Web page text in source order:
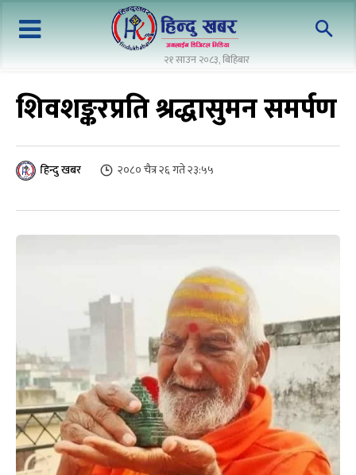
२१ साउन २०८३, बिहिबार
शिवशङ्करप्रति श्रद्धासुमन समर्पण
हिन्दु खबर २०८० चैत्र २६ गते २३:५५